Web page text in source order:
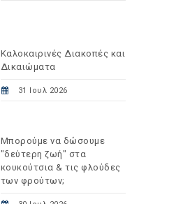
Καλοκαιρινές Διακοπές και
Δικαιώματα
31 Ιουλ 2026
Μπορούμε να δώσουμε
"δεύτερη ζωή" στα
κουκούτσια & τις φλούδες
των φρούτων;